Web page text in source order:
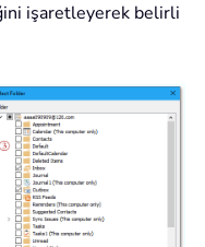
işaretleyerek belirli